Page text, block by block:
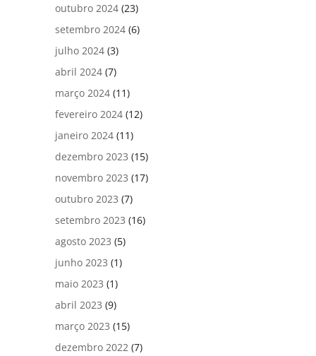
outubro 2024 (23)
setembro 2024 (6)
julho 2024 (3)
abril 2024 (7)
março 2024 (11)
fevereiro 2024 (12)
janeiro 2024 (11)
dezembro 2023 (15)
novembro 2023 (17)
outubro 2023 (7)
setembro 2023 (16)
agosto 2023 (5)
junho 2023 (1)
maio 2023 (1)
abril 2023 (9)
março 2023 (15)
dezembro 2022 (7)